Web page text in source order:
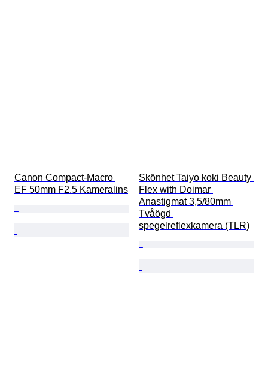
Canon Compact-Macro
EF 50mm F2.5 Kameralins
Skönhet Taiyo koki Beauty
Flex with Doimar
Anastigmat 3,5/80mm
Tvåögd
spegelreflexkamera (TLR)